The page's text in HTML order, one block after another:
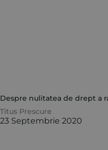
Despre nulitatea de drept a
Titus Prescure
23 Septembrie 2020